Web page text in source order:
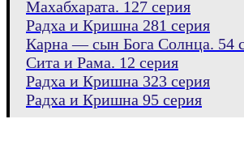
Махабхарата. 127 серия
Радха и Кришна 281 серия
Карна — сын Бога Солнца. 54
Сита и Рама. 12 серия
Радха и Кришна 323 серия
Радха и Кришна 95 серия